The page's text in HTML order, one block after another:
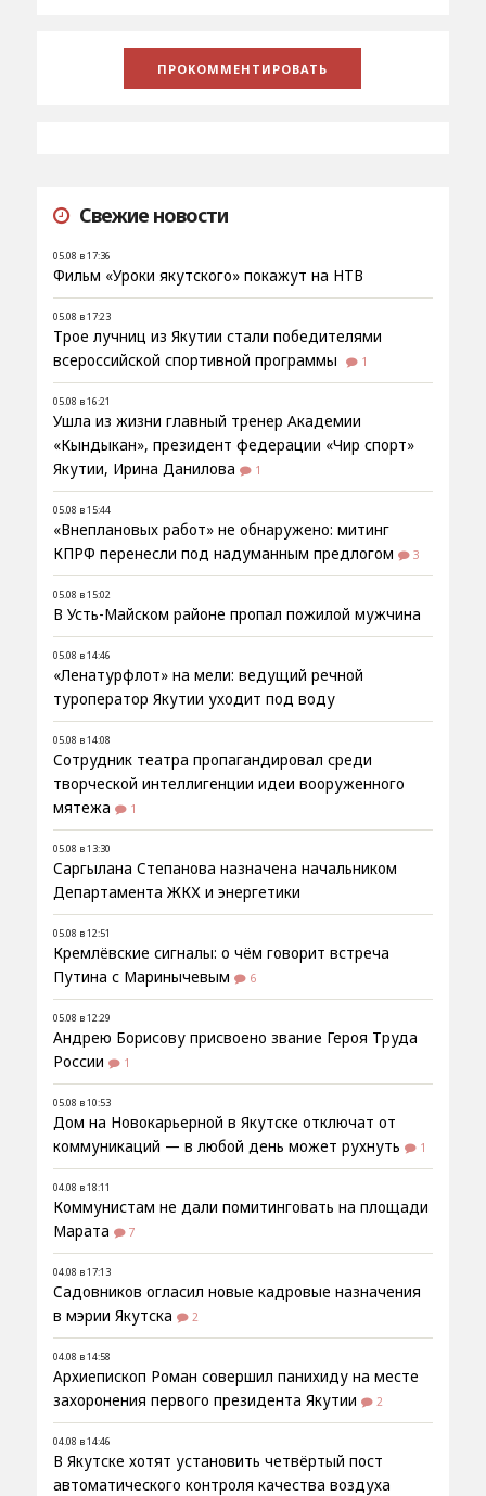
Свежие новости
05.08 в 17:36
Фильм «Уроки якутского» покажут на НТВ
05.08 в 17:23
Трое лучниц из Якутии стали победителями
всероссийской спортивной программы
1
05.08 в 16:21
Ушла из жизни главный тренер Академии
«Кындыкан», президент федерации «Чир спорт»
Якутии, Ирина Данилова
1
05.08 в 15:44
«Внеплановых работ» не обнаружено: митинг
КПРФ перенесли под надуманным предлогом
3
05.08 в 15:02
В Усть-Майском районе пропал пожилой мужчина
05.08 в 14:46
«Ленатурфлот» на мели: ведущий речной
туроператор Якутии уходит под воду
05.08 в 14:08
Сотрудник театра пропагандировал среди
творческой интеллигенции идеи вооруженного
мятежа
1
05.08 в 13:30
Саргылана Степанова назначена начальником
Департамента ЖКХ и энергетики
05.08 в 12:51
Кремлёвские сигналы: о чём говорит встреча
Путина с Маринычевым
6
05.08 в 12:29
Андрею Борисову присвоено звание Героя Труда
России
1
05.08 в 10:53
Дом на Новокарьерной в Якутске отключат от
коммуникаций — в любой день может рухнуть
1
04.08 в 18:11
Коммунистам не дали помитинговать на площади
Марата
7
04.08 в 17:13
Садовников огласил новые кадровые назначения
в мэрии Якутска
2
04.08 в 14:58
Архиепископ Роман совершил панихиду на месте
захоронения первого президента Якутии
2
04.08 в 14:46
В Якутске хотят установить четвёртый пост
автоматического контроля качества воздуха